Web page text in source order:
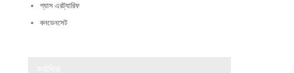
গ্যাস এরট্যারিফ
কনডেনসেট